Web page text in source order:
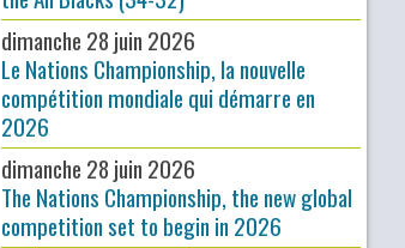
dimanche 28 juin 2026
Le Nations Championship, la nouvelle
compétition mondiale qui démarre en
2026
dimanche 28 juin 2026
The Nations Championship, the new global
competition set to begin in 2026